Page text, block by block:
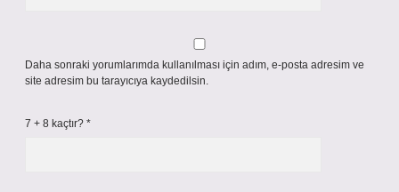
Daha sonraki yorumlarımda kullanılması için adım, e-posta adresim ve
site adresim bu tarayıcıya kaydedilsin.
7 + 8 kaçtır? *